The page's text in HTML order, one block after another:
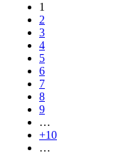
1
2
3
4
5
6
7
8
9
…
+10
…